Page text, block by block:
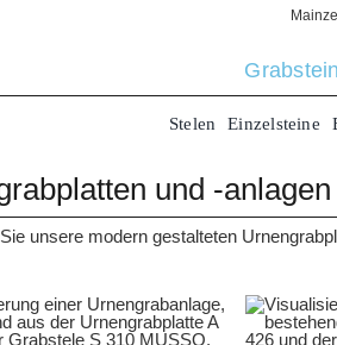
Stelen Einzelsteine
und -anlagen
unsere modern gestalteten